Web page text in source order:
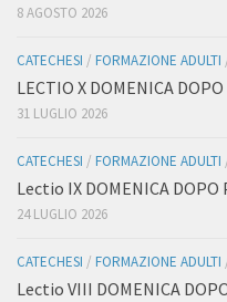
8 AGOSTO 2026
CATECHESI / FORMAZIONE ADULTI
LECTIO X DOMENICA
31 LUGLIO 2026
CATECHESI / FORMAZIONE ADULTI
Lectio IX DOMENICA DOPO
24 LUGLIO 2026
CATECHESI / FORMAZIONE ADULTI
Lectio VIII DOMENICA